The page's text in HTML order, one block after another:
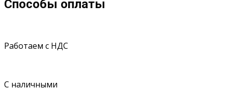
Способы оплаты
Работаем с НДС
С наличными